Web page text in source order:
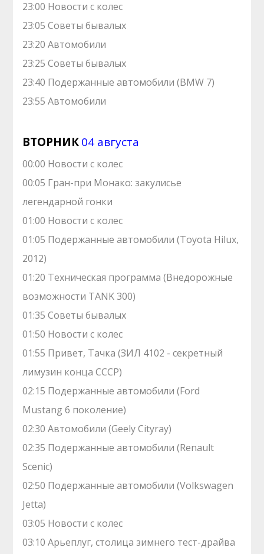
23:00 Новости с колес
23:05 Советы бывалых
23:20 Автомобили
23:25 Советы бывалых
23:40 Подержанные автомобили (BMW 7)
23:55 Автомобили
ВТОРНИК04 августа
00:00 Новости с колес
00:05 Гран-при Монако: закулисье
легендарной гонки
01:00 Новости с колес
01:05 Подержанные автомобили (Toyota Hilux,
2012)
01:20 Техническая программа (Внедорожные
возможности TANK 300)
01:35 Советы бывалых
01:50 Новости с колес
01:55 Привет, Тачка (ЗИЛ 4102 - секретный
лимузин конца СССР)
02:15 Подержанные автомобили (Ford
Mustang 6 поколение)
02:30 Автомобили (Geely Cityray)
02:35 Подержанные автомобили (Renault
Scenic)
02:50 Подержанные автомобили (Volkswagen
Jetta)
03:05 Новости с колес
03:10 Арьеплуг, столица зимнего тест-драйва